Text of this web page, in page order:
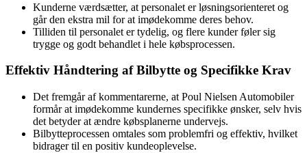
Kunderne værdsætter, at personalet er løsningsorienteret og
går den ekstra mil for at imødekomme deres behov.
Tilliden til personalet er tydelig, og flere kunder føler sig
trygge og godt behandlet i hele købsprocessen.
Effektiv Håndtering af Bilbytte og Specifikke Krav
Det fremgår af kommentarerne, at Poul Nielsen Automobiler
formår at imødekomme kundernes specifikke ønsker, selv hvis
det betyder at ændre købsplanerne undervejs.
Bilbytteprocessen omtales som problemfri og effektiv, hvilket
bidrager til en positiv kundeoplevelse.